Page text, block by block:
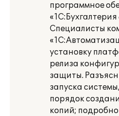
программное
«1С:Бухгалтерия
Специалисты
установку
релиза
защиты.
запуска
порядок
копий;